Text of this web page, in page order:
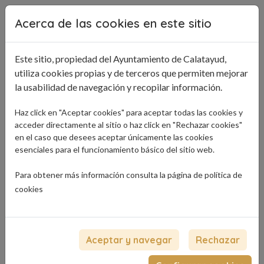
Pasar al contenido principal
Acerca de las cookies en este sitio
Este sitio, propiedad del Ayuntamiento de Calatayud,
utiliza cookies propias y de terceros que permiten mejorar
la usabilidad de navegación y recopilar información.
Haz click en "Aceptar cookies" para aceptar todas las cookies y
acceder directamente al sitio o haz click en "Rechazar cookies"
en el caso que desees aceptar únicamente las cookies
esenciales para el funcionamiento básico del sitio web.
Para obtener más información consulta la página depolítica de
cookies
Aceptar y navegar Rechazar